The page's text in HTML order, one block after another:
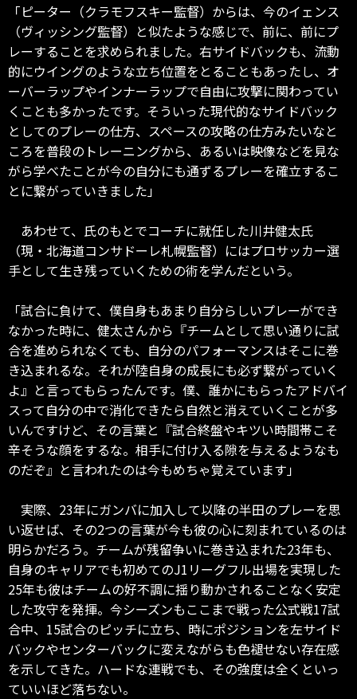
「ピーター（クラモフスキー監督）からは、今のイェンス
（ヴィッシング監督）と似たような感じで、前に、前にプ
レーすることを求められました。右サイドバックも、流動
的にウイングのような立ち位置をとることもあったし、オ
ーバーラップやインナーラップで自由に攻撃に関わってい
くことも多かったです。そういった現代的なサイドバック
としてのプレーの仕方、スペースの攻略の仕方みたいなと
ころを普段のトレーニングから、あるいは映像などを見な
がら学べたことが今の自分にも通ずるプレーを確立するこ
とに繋がっていきました」
あわせて、氏のもとでコーチに就任した川井健太氏
（現・北海道コンサドーレ札幌監督）にはプロサッカー選
手として生き残っていくための術を学んだという。
「試合に負けて、僕自身もあまり自分らしいプレーができ
なかった時に、健太さんから『チームとして思い通りに試
合を進められなくても、自分のパフォーマンスはそこに巻
き込まれるな。それが陸自身の成長にも必ず繋がっていく
よ』と言ってもらったんです。僕、誰かにもらったアドバイ
スって自分の中で消化できたら自然と消えていくことが多
いんですけど、その言葉と『試合終盤やキツい時間帯こそ
辛そうな顔をするな。相手に付け入る隙を与えるようなも
のだぞ』と言われたのは今もめちゃ覚えています」
実際、23年にガンバに加入して以降の半田のプレーを思
い返せば、その2つの言葉が今も彼の心に刻まれているのは
明らかだろう。チームが残留争いに巻き込まれた23年も、
自身のキャリアでも初めてのJ1リーグフル出場を実現した
25年も彼はチームの好不調に揺り動かされることなく安定
した攻守を発揮。今シーズンもここまで戦った公式戦17試
合中、15試合のピッチに立ち、時にポジションを左サイド
バックやセンターバックに変えながらも色褪せない存在感
を示してきた。ハードな連戦でも、その強度は全くといっ
ていいほど落ちない。